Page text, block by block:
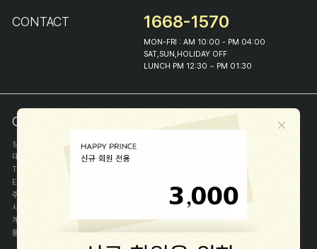
CONTACT 1668-1570
MON-FRI : AM 10:00 - PM 04:00
SAT,SUN,HOLIDAY OFF
LUNCH PM 12:30 ~ PM 01:30
COMPANY INFO
상호
(주)해피프린스
대표
이화진
TEL
E-MAIL
주소
사업자등록번호
개인정보관리자
이화진
통신판매신고번호
제 2018-서울종로-1384 호[사업자정보확인]